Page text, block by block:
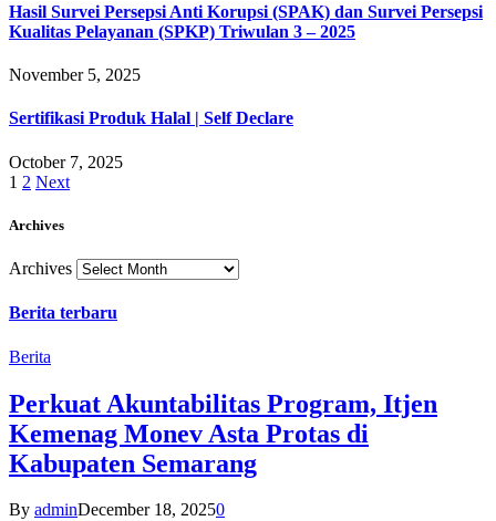
Hasil Survei Persepsi Anti Korupsi (SPAK) dan Survei Persepsi
Kualitas Pelayanan (SPKP) Triwulan 3 – 2025
November 5, 2025
Sertifikasi Produk Halal | Self Declare
October 7, 2025
1 2 Next
Archives
Archives
Berita terbaru
Berita
Perkuat Akuntabilitas Program, Itjen
Kemenag Monev Asta Protas di
Kabupaten Semarang
By adminDecember 18, 20250